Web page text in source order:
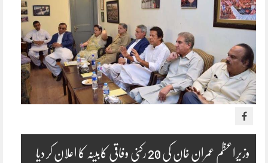
وزیراعظم عمران خان کی 20 رکنی وفاقی کابینہ کا اعلان کر دیا